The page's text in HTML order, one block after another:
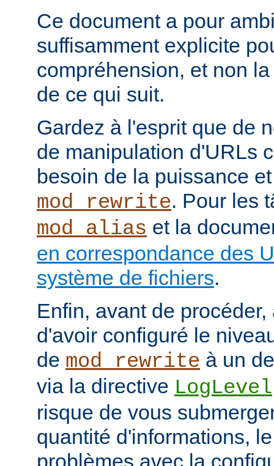
Ce document a pour
suffisamment explicite
compréhension, et non
de ce qui suit.
Gardez à l'esprit que de
de manipulation d'URLs
besoin de la puissance
mod_rewrite. Pour les
mod_alias et la
en correspondance des
système de fichiers.
Enfin, avant de
d'avoir configuré le
de mod_rewrite à un
via la directive LogLevel
risque de vous
quantité d'informations,
problèmes avec la